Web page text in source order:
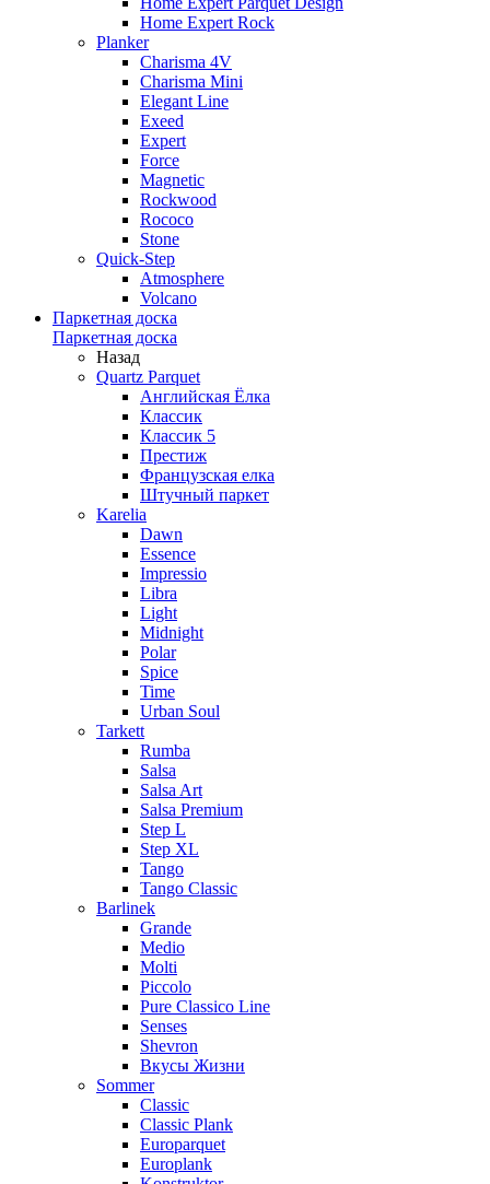
Home Expert Rock
Planker
Charisma 4V
Charisma Mini
Elegant Line
Exeed
Expert
Force
Magnetic
Rockwood
Rococo
Stone
Quick-Step
Atmosphere
Volcano
Паркетная доска
Паркетная доска
Назад
Quartz Parquet
Английская Ёлка
Классик
Классик 5
Престиж
Французская елка
Штучный паркет
Karelia
Dawn
Essence
Impressio
Libra
Light
Midnight
Polar
Spice
Time
Urban Soul
Tarkett
Rumba
Salsa
Salsa Art
Salsa Premium
Step L
Step XL
Tango
Tango Classic
Barlinek
Grande
Medio
Molti
Piccolo
Pure Classico Line
Senses
Shevron
Вкусы Жизни
Sommer
Classic
Classic Plank
Europarquet
Europlank